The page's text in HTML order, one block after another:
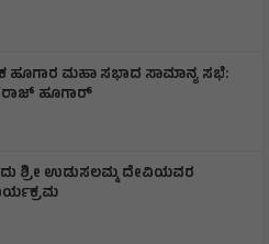
ಹೂಗಾರ ಮಹಾ ಸಭಾದ ಸಾಮಾನ್ಯ ಸಭೆ:
ಹೂಗಾರ್
ಶ್ರೀ ಉಡುಸಲಮ್ಮ ದೇವಿಯವರ